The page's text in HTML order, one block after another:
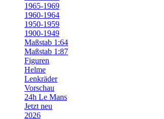
1965-1969
1960-1964
1950-1959
1900-1949
Maßstab 1:64
Maßstab 1:87
Figuren
Helme
Lenkräder
Vorschau
24h Le Mans
Jetzt neu
2026